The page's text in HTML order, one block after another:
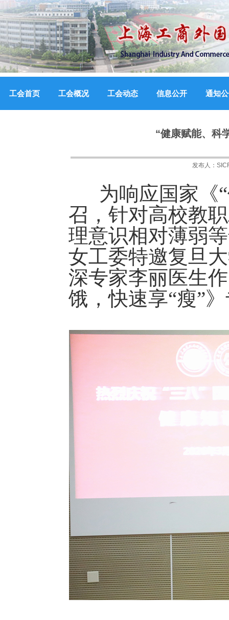
工会首页 工会概况 工会动态 信息公开 通知
“健康赋能、科
发布人：
为响应国家《“
召，针对高校教
理意识相对薄弱
女工委特邀复旦
深专家李丽医生
饿，快速享“瘦”